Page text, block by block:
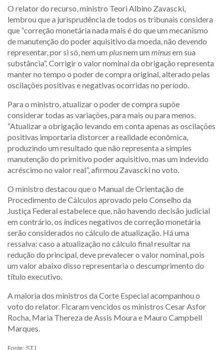
O relator do recurso, ministro Teori Albino Zavascki,
lembrou que a jurisprudência de todos os tribunais considera
que “correção monetária nada mais é do que um mecanismo
de manutenção do poder aquisitivo da moeda, não devendo
representar, por si só, nem um plusnem um minusem sua
substância”. Corrigir o valor nominal da obrigação representa
manter no tempo o poder de compra original, alterado pelas
oscilações positivas e negativas ocorridas no período.
Para o ministro, atualizar o poder de compra supõe
considerar todas as variações, para mais ou para menos.
“Atualizar a obrigação levando em conta apenas as oscilações
positivas importaria distorcer a realidade econômica,
produzindo um resultado que não representa a simples
manutenção do primitivo poder aquisitivo, mas um indevido
acréscimo no valor real”, afirmou Zavascki no voto.
O ministro destacou que o Manual de Orientação de
Procedimento de Cálculos aprovado pelo Conselho da
Justiça Federal estabelece que, não havendo decisão judicial
em contrário, os índices negativos de correção monetária
serão considerados no cálculo de atualização. Há uma
ressalva: caso a atualização no cálculo final resultar na
redução do principal, deve prevalecer o valor nominal, pois
um valor abaixo disso representaria o descumprimento do
título executivo.
A maioria dos ministros da Corte Especial acompanhou o
voto do relator. Ficaram vencidos os ministros Cesar Asfor
Rocha, Maria Thereza de Assis Moura e Mauro Campbell
Marques.
Fonte: STJ